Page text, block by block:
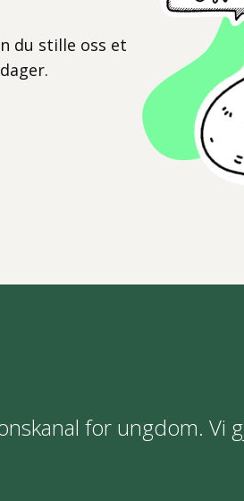
du stille oss et
for ungdom. Vi